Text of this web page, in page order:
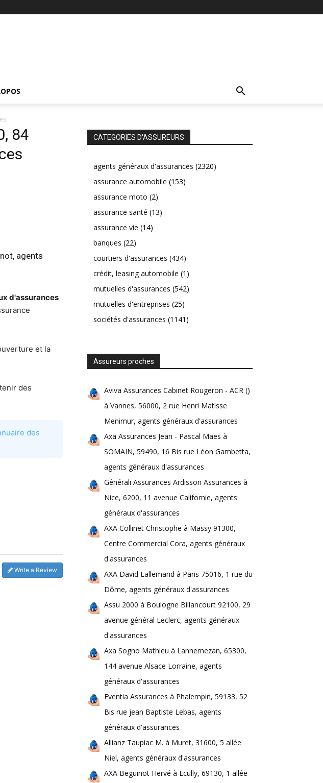
84
agents
d'assurances
et la
des
des
Write a Review
CATEGORIES D'ASSUREURS
agents généraux d'assurances (2320)
assurance automobile (153)
assurance moto (2)
assurance santé (13)
assurance vie (14)
banques (22)
courtiers d'assurances (434)
crédit, leasing automobile (1)
mutuelles d'assurances (542)
mutuelles d'entreprises (25)
sociétés d'assurances (1141)
Assureurs proches
Aviva Assurances Cabinet Rougeron - ACR ()
à Vannes, 56000, 2 rue Henri Matisse
Menimur, agents généraux d'assurances
Axa Assurances Jean - Pascal Maes à
SOMAIN, 59490, 16 Bis rue Léon Gambetta,
agents généraux d'assurances
Générali Assurances Ardisson Assurances à
Nice, 6200, 11 avenue Californie, agents
généraux d'assurances
AXA Collinet Christophe à Massy 91300,
Centre Commercial Cora, agents généraux
d'assurances
AXA David Lallemand à Paris 75016, 1 rue du
Dôme, agents généraux d'assurances
Assu 2000 à Boulogne Billancourt 92100, 29
avenue général Leclerc, agents généraux
d'assurances
Axa Sogno Mathieu à Lannemezan, 65300,
144 avenue Alsace Lorraine, agents
généraux d'assurances
Eventia Assurances à Phalempin, 59133, 52
Bis rue jean Baptiste Lebas, agents
généraux d'assurances
Allianz Taupiac M. à Muret, 31600, 5 allée
Niel, agents généraux d'assurances
AXA Beguinot Hervé à Ecully, 69130, 1 allée